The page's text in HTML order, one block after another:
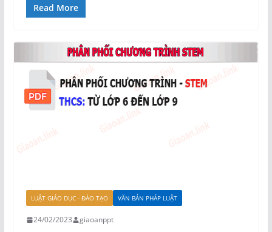
Read More
LUẬT GIÁO DỤC - ĐÀO TẠO VĂN BẢN PHÁP LUẬT
24/02/2023 giaoanppt